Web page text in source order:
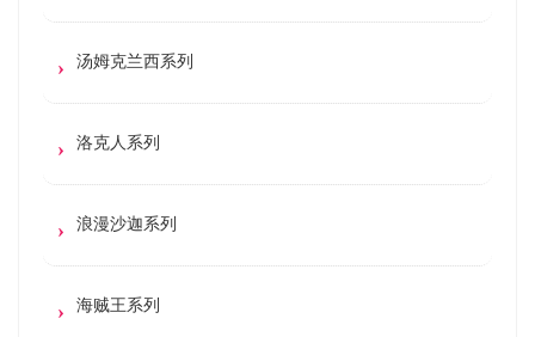
汤姆克兰西系列
洛克人系列
浪漫沙迦系列
海贼王系列